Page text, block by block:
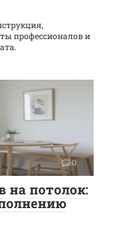
профессионалов и
0
на потолок: